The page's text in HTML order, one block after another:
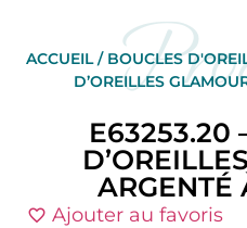
ACCUEIL/ BOUCLES
D’OREILLES
E63253.20
ARGENTÉ
Ajouter au favoris